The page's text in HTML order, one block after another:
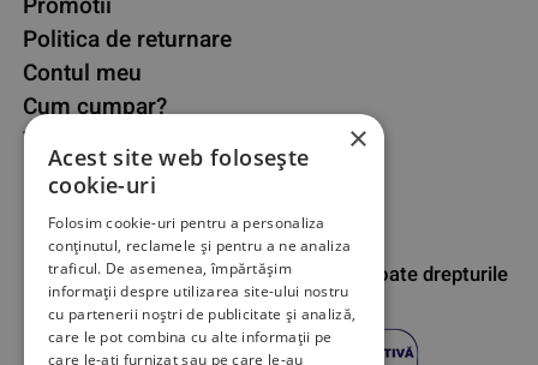
Politica de returnare
Contul meu
Cum cumpar?
Termeni si conditii
Privacy & Cookies
Contact
Bucuresti 052083 © SunPro24 2026 Toate drepturile
rezervate
×
Acest site web folosește
cookie-uri
Folosim cookie-uri pentru a personaliza
conținutul, reclamele și pentru a ne analiza
traficul. De asemenea, împărtășim
informații despre utilizarea site-ului nostru
cu partenerii noștri de publicitate și analiză,
care le pot combina cu alte informații pe
care le-ați furnizat sau pe care le-au